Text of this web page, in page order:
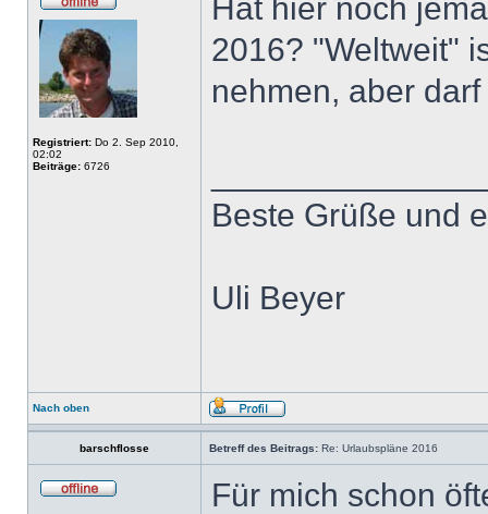
Registriert: Do 2. Sep 2010,
02:02
Beiträge: 6726
Hat hier noch
2016? "Weltweit"
nehmen, aber
Beste Grüße und
Uli Beyer
Nach oben
barschflosse Betreff des Beitrags: Re: Urlaubspläne 2016
Für mich schon